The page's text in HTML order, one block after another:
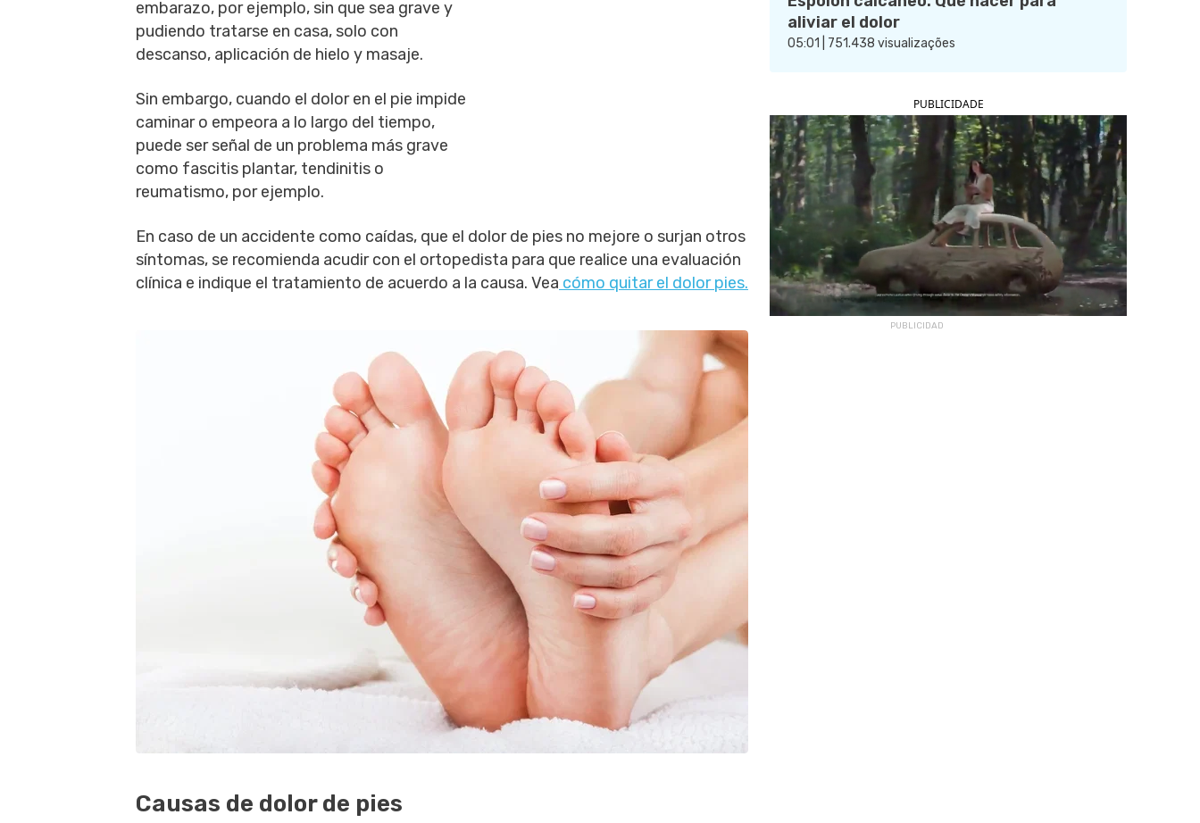
embarazo, por ejemplo, sin que sea grave y
pudiendo tratarse en casa, solo con
descanso, aplicación de hielo y masaje.
Sin embargo, cuando el dolor en el pie impide
caminar o empeora a lo largo del tiempo,
puede ser señal de un problema más grave
como fascitis plantar, tendinitis o
reumatismo, por ejemplo.
En caso de un accidente como caídas, que el dolor de pies no mejore o surjan otros
síntomas, se recomienda acudir con el ortopedista para que realice una evaluación
clínica e indique el tratamiento de acuerdo a la causa. Vea cómo quitar el dolor pies.
Causas de dolor de pies
aliviar el dolor
05:01 | 751.438 visualizações
PUBLICIDADE